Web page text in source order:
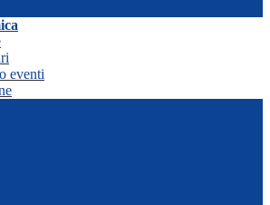
eventi